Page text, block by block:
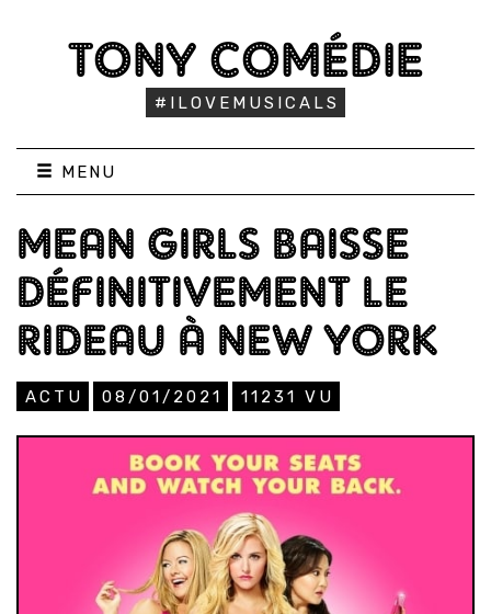
TONY COMÉDIE
#ILOVEMUSICALS
MENU
MEAN GIRLS BAISSE
DÉFINITIVEMENT LE
RIDEAU À NEW YORK
ACTU 08/01/2021 11231 VU